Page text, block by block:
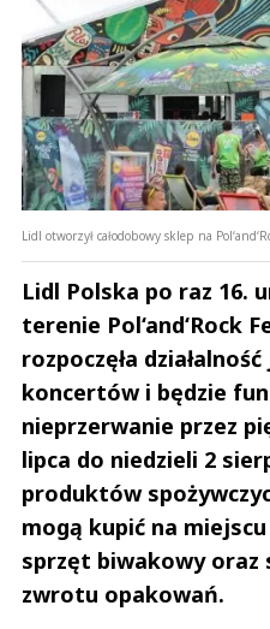
Lidl otworzył całodobowy sklep na
Lidl Polska po raz 16.
terenie Pol‘and‘Rock
rozpoczęła
koncertów i będzie
nieprzerwanie przez
lipca do niedzieli 2
produktów
mogą kupić na
sprzęt biwakowy oraz
zwrotu opakowań.